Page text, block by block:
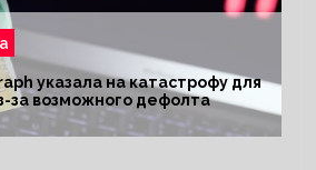
указала на катастрофу для
за возможного дефолта